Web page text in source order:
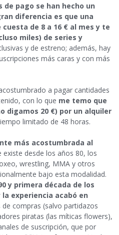
pago se han hecho un
diferencia es que una
de 8 a 16 € al mes y te
miles) de series y
y de estreno; además, hay
más caras y con más
a pagar cantidades
con lo que me temo que
digamos 20 €) por un alquiler
limitado de 48 horas.
más acostumbrada al
existe desde los años 80, los
wrestling, MMA y otros
bajo esta modalidad.
y primera década de los
experiencia acabó en
compras (salvo partidazos
piratas (las míticas flowers),
de suscripción, que por